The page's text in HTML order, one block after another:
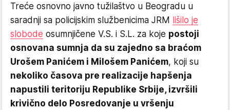
Treće osnovno javno tužilaštvo u Beogradu u
saradnji sa policijskim službenicima JRM lišilo je
slobode osumnjičene V.S. i S.L. za koje postoji
osnovana sumnja da su zajedno sa braćom
Urošem Panićem i Milošem Panićem, koji su
nekoliko časova pre realizacije hapšenja
napustili teritoriju Republike Srbije, izvršili
krivično delo Posredovanje u vršenju